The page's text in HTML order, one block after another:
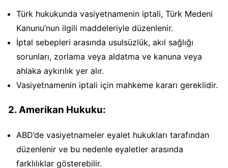
Türk hukukunda vasiyetnamenin iptali, Türk Medeni
Kanunu’nun ilgili maddeleriyle düzenlenir.
İptal sebepleri arasında usulsüzlük, akıl sağlığı
sorunları, zorlama veya aldatma ve kanuna veya
ahlaka aykırılık yer alır.
Vasiyetnamenin iptali için mahkeme kararı gereklidir.
2.Amerikan Hukuku:
ABD’de vasiyetnameler eyalet hukukları tarafından
düzenlenir ve bu nedenle eyaletler arasında
farklılıklar gösterebilir.